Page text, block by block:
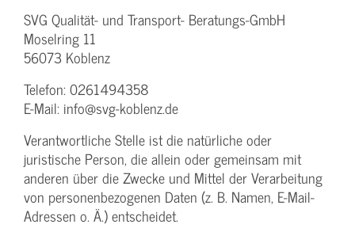
SVG Qualität- und Transport- Beratungs-GmbH
Moselring 11
56073 Koblenz
Telefon: 0261494358
E-Mail: info@svg-koblenz.de
Verantwortliche Stelle ist die natürliche oder
juristische Person, die allein oder gemeinsam mit
anderen über die Zwecke und Mittel der Verarbeitung
von personenbezogenen Daten (z. B. Namen, E-Mail-
Adressen o. Ä.) entscheidet.